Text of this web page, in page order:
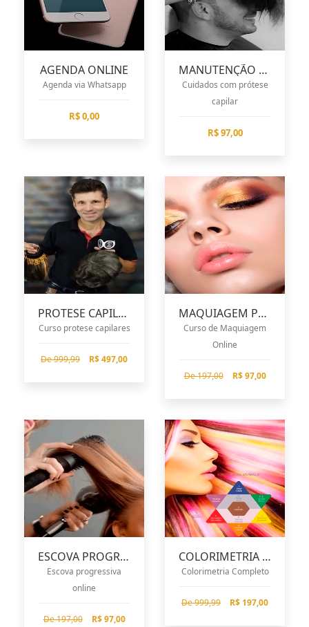
AGENDA ONLINE
Agenda via Whatsapp
R$ 0,00
MANUTENÇÃO PROTESE CLIENTE
Cuidados com prótese
capilar
R$ 97,00
PROTESE CAPILARES
Curso protese capilares
De 999,99 R$ 497,00
MAQUIAGEM PROFISSIONAL
Curso de Maquiagem
Online
De 197,00 R$ 97,00
ESCOVA PROGRESSIVA
Escova progressiva
online
De 197,00 R$ 97,00
COLORIMETRIA ONLINE
Colorimetria Completo
De 999,99 R$ 197,00